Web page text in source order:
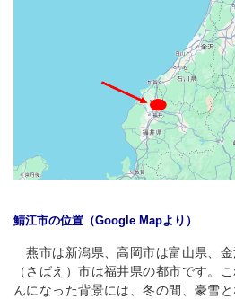
鯖江市の位置（Google Mapより）
燕市は新潟県、高岡市は富山県、
（さばえ）市は福井県の都市です。
んになった背景には、冬の間、豪雪